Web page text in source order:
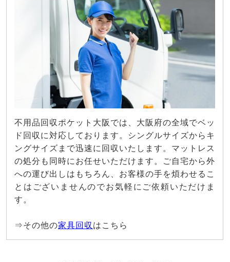
不用品回収ポケット大阪では、大阪府の全域でベッ
ド回収に対応しております。シングルサイズからキ
ングサイズまで迅速に回収いたします。マットレス
の処分も同時にお任せいただけます。ご自宅から外
への運び出しはもちろん、お客様の手を煩わせるこ
とはございませんのでお気軽にご依頼いただけま
す。
⇒その他の家具回収 はこちら